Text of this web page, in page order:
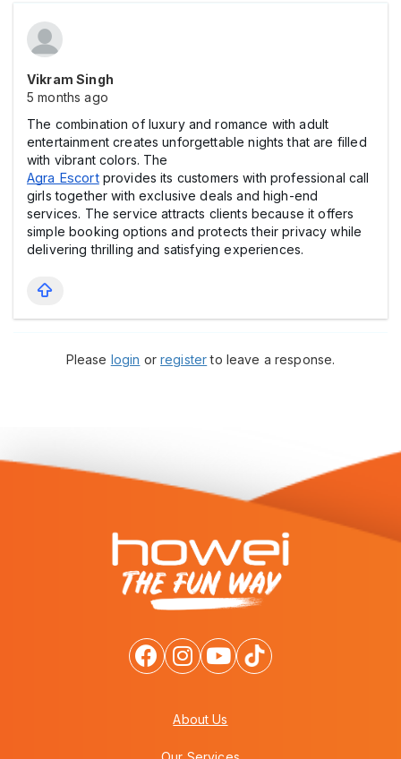
Vikram Singh
5 months ago
The combination of luxury and romance with adult
entertainment creates unforgettable nights that are filled
with vibrant colors. The
Agra Escortprovides its customers with professional call
girls together with exclusive deals and high-end
services. The service attracts clients because it offers
simple booking options and protects their privacy while
delivering thrilling and satisfying experiences.
Please login orregisterto leave a response.
About Us